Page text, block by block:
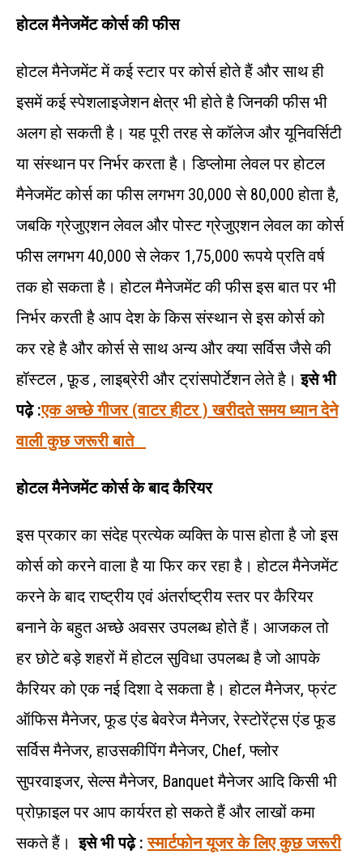
होटलमैनेजमेंटकोर्सकीफीस
होटल मैनेजमेंट में कई स्टार पर कोर्स होते हैं और साथ ही
इसमें कई स्पेशलाइजेशन क्षेत्र भी होते है जिनकी फीस भी
अलग हो सकती है। यह पूरी तरह से कॉलेज और यूनिवर्सिटी
या संस्थान पर निर्भर करता है। डिप्लोमा लेवल पर होटल
मैनेजमेंट कोर्स का फीस लगभग 30,000 से 80,000 होता है,
जबकि ग्रेजुएशन लेवल और पोस्ट ग्रेजुएशन लेवल का कोर्स
फीस लगभग 40,000 से लेकर 1,75,000 रूपये प्रति वर्ष
तक हो सकता है। होटल मैनेजमेंट की फीस इस बात पर भी
निर्भर करती है आप देश के किस संस्थान से इस कोर्स को
कर रहे है और कोर्स से साथ अन्य और क्या सर्विस जैसे की
हॉस्टल , फ़ूड , लाइब्रेरी और ट्रांसपोर्टेशन लेते है।इसे भी
पढ़े :एक अच्छे गीजर (वाटर हीटर ) खरीदते समय ध्यान देने
वाली कुछ जरूरी बाते
होटलमैनेजमेंटकोर्सकेबादकैरियर
इस प्रकार का संदेह प्रत्येक व्यक्ति के पास होता है जो इस
कोर्स को करने वाला है या फिर कर रहा है। होटल मैनेजमेंट
करने के बाद राष्ट्रीय एवं अंतर्राष्ट्रीय स्तर पर कैरियर
बनाने के बहुत अच्छे अवसर उपलब्ध होते हैं। आजकल तो
हर छोटे बड़े शहरों में होटल सुविधा उपलब्ध है जो आपके
कैरियर को एक नई दिशा दे सकता है। होटल मैनेजर, फ्रंट
ऑफिस मैनेजर, फूड एंड बेवरेज मैनेजर, रेस्टोरेंट्स एंड फूड
सर्विस मैनेजर, हाउसकीपिंग मैनेजर, Chef, फ्लोर
सुपरवाइजर, सेल्स मैनेजर, Banquet मैनेजर आदि किसी भी
प्रोफ़ाइल पर आप कार्यरत हो सकते हैं और लाखों कमा
सकते हैं।इसे भी पढ़े :स्मार्टफोन यूजर के लिए कुछ जरूरी